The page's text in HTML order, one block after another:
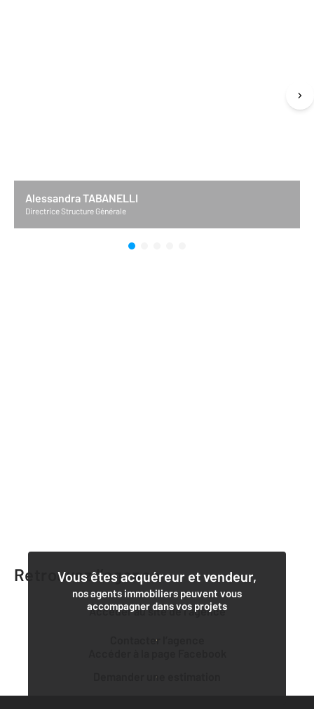
Alessandra TABANELLI
Directrice Structure Générale
Vous êtes acquéreur et vendeur,
nos agents immobiliers peuvent vous
accompagner dans vos projets
Contacter l’agence
Demander une estimation
Retrouvez l’agence
Accéder au site de l’agence